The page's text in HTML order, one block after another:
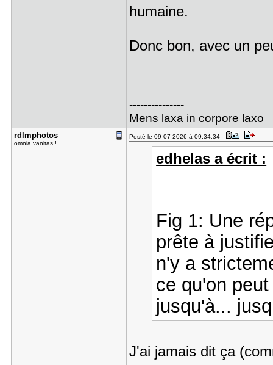
humaine.
Donc bon, avec un
---------------
Mens laxa in corpore laxo
rdlmphotos
omnia vanitas !
Posté le 09-07-2026 à 09:34:34
edhelas a écrit :
Fig 1: Une
prête à
n'y a
ce qu'on
jusqu'à...
J'ai jamais dit ça